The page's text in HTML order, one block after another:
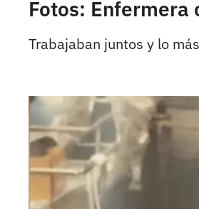
Fotos: Enfermera
Trabajaban juntos y lo